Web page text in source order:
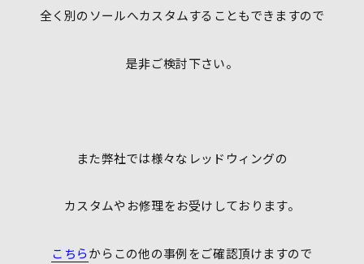
全く別のソールへカスタムすることもできますので
是非ご検討下さい。
また弊社では様々なレッドウィングの
カスタムやお修理をお受けしております。
こちらからこの他の事例をご確認頂けますので